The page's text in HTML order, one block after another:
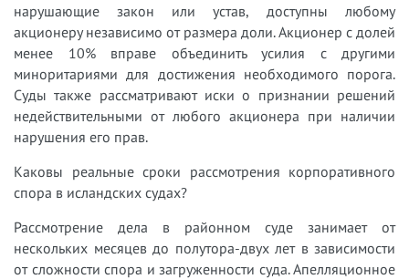
нарушающие закон или устав, доступны любому
акционеру независимо от размера доли. Акционер с долей
менее 10% вправе объединить усилия с другими
миноритариями для достижения необходимого порога.
Суды также рассматривают иски о признании решений
недействительными от любого акционера при наличии
нарушения его прав.
Каковы реальные сроки рассмотрения корпоративного
спора в исландских судах?
Рассмотрение дела в районном суде занимает от
нескольких месяцев до полутора-двух лет в зависимости
от сложности спора и загруженности суда. Апелляционное